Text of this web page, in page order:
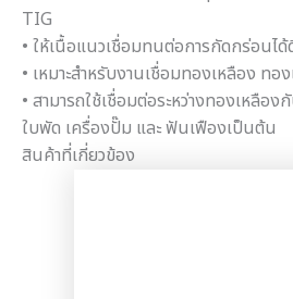
TIG
• ให้เนื้อแนวเชื่อมทนต่อการกัดกร่อนได้
• เหมาะสำหรับงานเชื่อมทองเหลือง ท
• สามารถใช้เชื่อมต่อระหว่างทองเหลือง
ใบพัด เครื่องปั๊ม และ ฟันเฟืองเป็นต้น
สินค้าที่เกี่ยวข้อง